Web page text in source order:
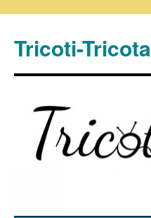
Tricoti-Tricota